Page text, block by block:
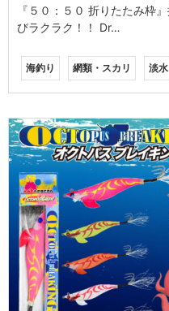
『５０：５０ 折りたたみ枠
びラクラク！！ Dr…
海釣り 網類・スカリ 淡水